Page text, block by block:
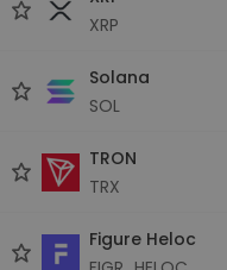
XRP
Solana
SOL
TRON
TRX
Figure Heloc